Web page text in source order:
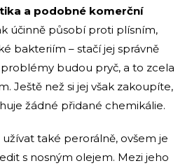
a podobné komerční
účinně působí proti plísním,
bakteriím – stačí jej správně
budou pryč, a to zcela
Ještě než si jej však zakoupíte,
žádné přidané chemikálie.
také perorálně, ovšem je
s nosným olejem. Mezi jeho